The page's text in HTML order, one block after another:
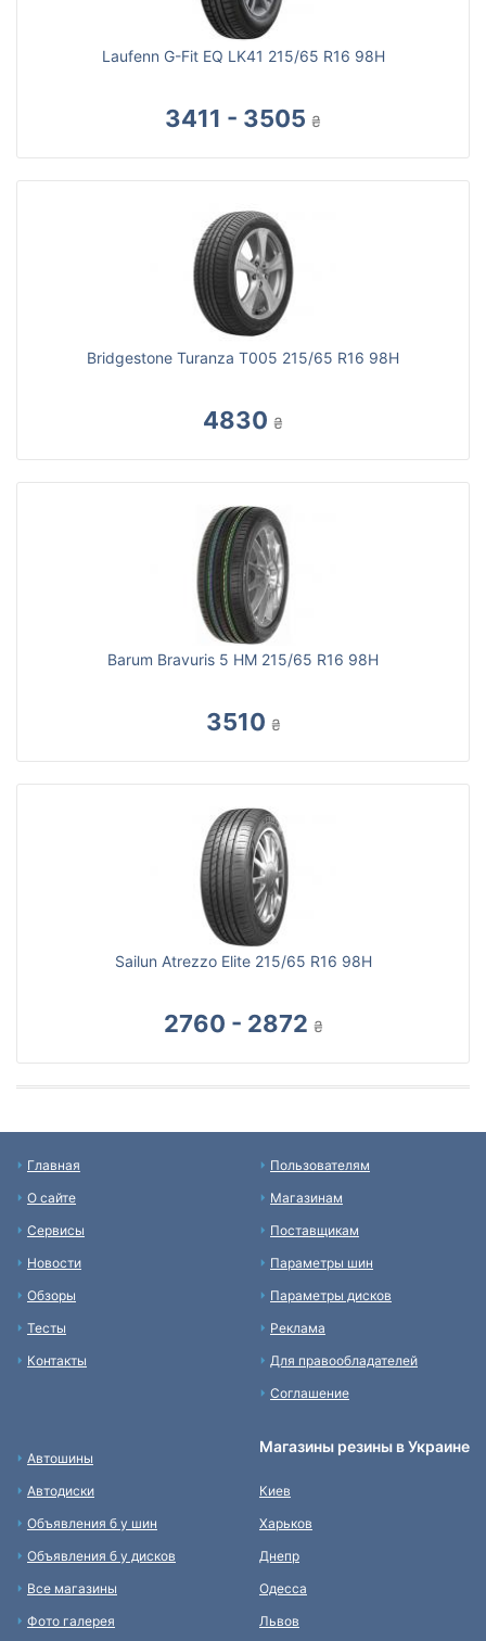
Laufenn G-Fit EQ LK41 215/65 R16 98H
3411 - 3505 ₴
Bridgestone Turanza T005 215/65 R16 98H
4830 ₴
Barum Bravuris 5 HM 215/65 R16 98H
3510 ₴
Sailun Atrezzo Elite 215/65 R16 98H
2760 - 2872 ₴
Главная
О сайте
Сервисы
Новости
Обзоры
Тесты
Контакты
Пользователям
Магазинам
Поставщикам
Параметры шин
Параметры дисков
Реклама
Для правообладателей
Соглашение
Автошины
Автодиски
Объявления б у шин
Объявления б у дисков
Все магазины
Фото галерея
Магазины резины в Украине
Киев
Харьков
Днепр
Одесса
Львов